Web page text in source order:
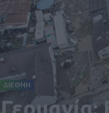
ΔΙΕΘΝΗ
Γερμανία: